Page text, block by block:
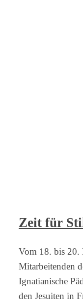
Zeit für
Vom 18. bis 20.
Mitarbeitenden
Ignatianische
den Jesuiten in